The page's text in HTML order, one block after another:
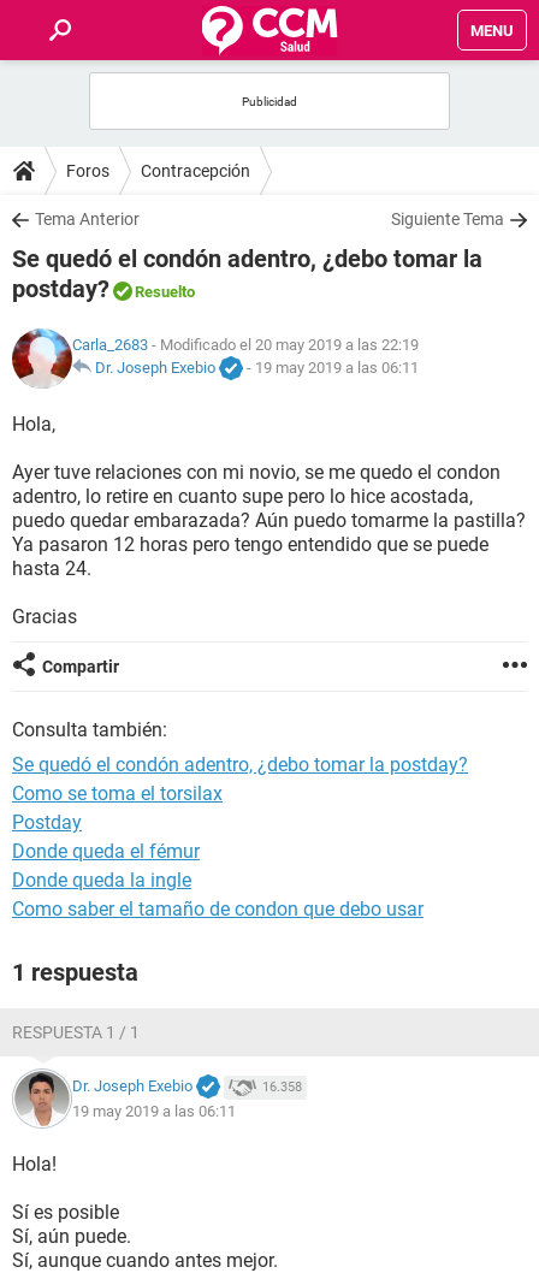
MENU
FOROS
SALUD
FAMILIA
NUTRICIÓN
SEXUALIDAD
GLOSARIO
Foros Contracepción
Tema Anterior Siguiente Tema
Se quedó el condón adentro, ¿debo tomar la
postday?
Resuelto
Carla_2683 - Modificado el 20 may 2019 a las 22:19
Dr. Joseph Exebio
- 19 may 2019 a las 06:11
Hola,
Ayer tuve relaciones con mi novio, se me quedo el condon
adentro, lo retire en cuanto supe pero lo hice acostada,
puedo quedar embarazada? Aún puedo tomarme la pastilla?
Ya pasaron 12 horas pero tengo entendido que se puede
hasta 24.
Gracias
Compartir
Consulta también:
Se quedó el condón adentro, ¿debo tomar la postday?
Como se toma el torsilax
Postday
Donde queda el fémur
Donde queda la ingle
Como saber el tamaño de condon que debo usar
1 respuesta
RESPUESTA 1 / 1
Dr. Joseph Exebio 16.358
19 may 2019 a las 06:11
Hola!
Sí es posible
Sí, aún puede.
Sí, aunque cuando antes mejor.